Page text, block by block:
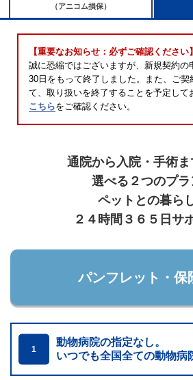
（アニコム損保）
【重要なお知らせ：必ずご確認ください】
誠に恐縮ではございますが、新規契約の
30日をもって終了しました。また、ご契
て、取り扱いを終了することを予定して
こちらをご確認ください。
通院から入院・手術ま
選べる２つのプラ
ペットとの暮ら
２４時間３６５日サ
パンフレット・保
1
動物病院の指定なし。
いつでも全国全ての動物病